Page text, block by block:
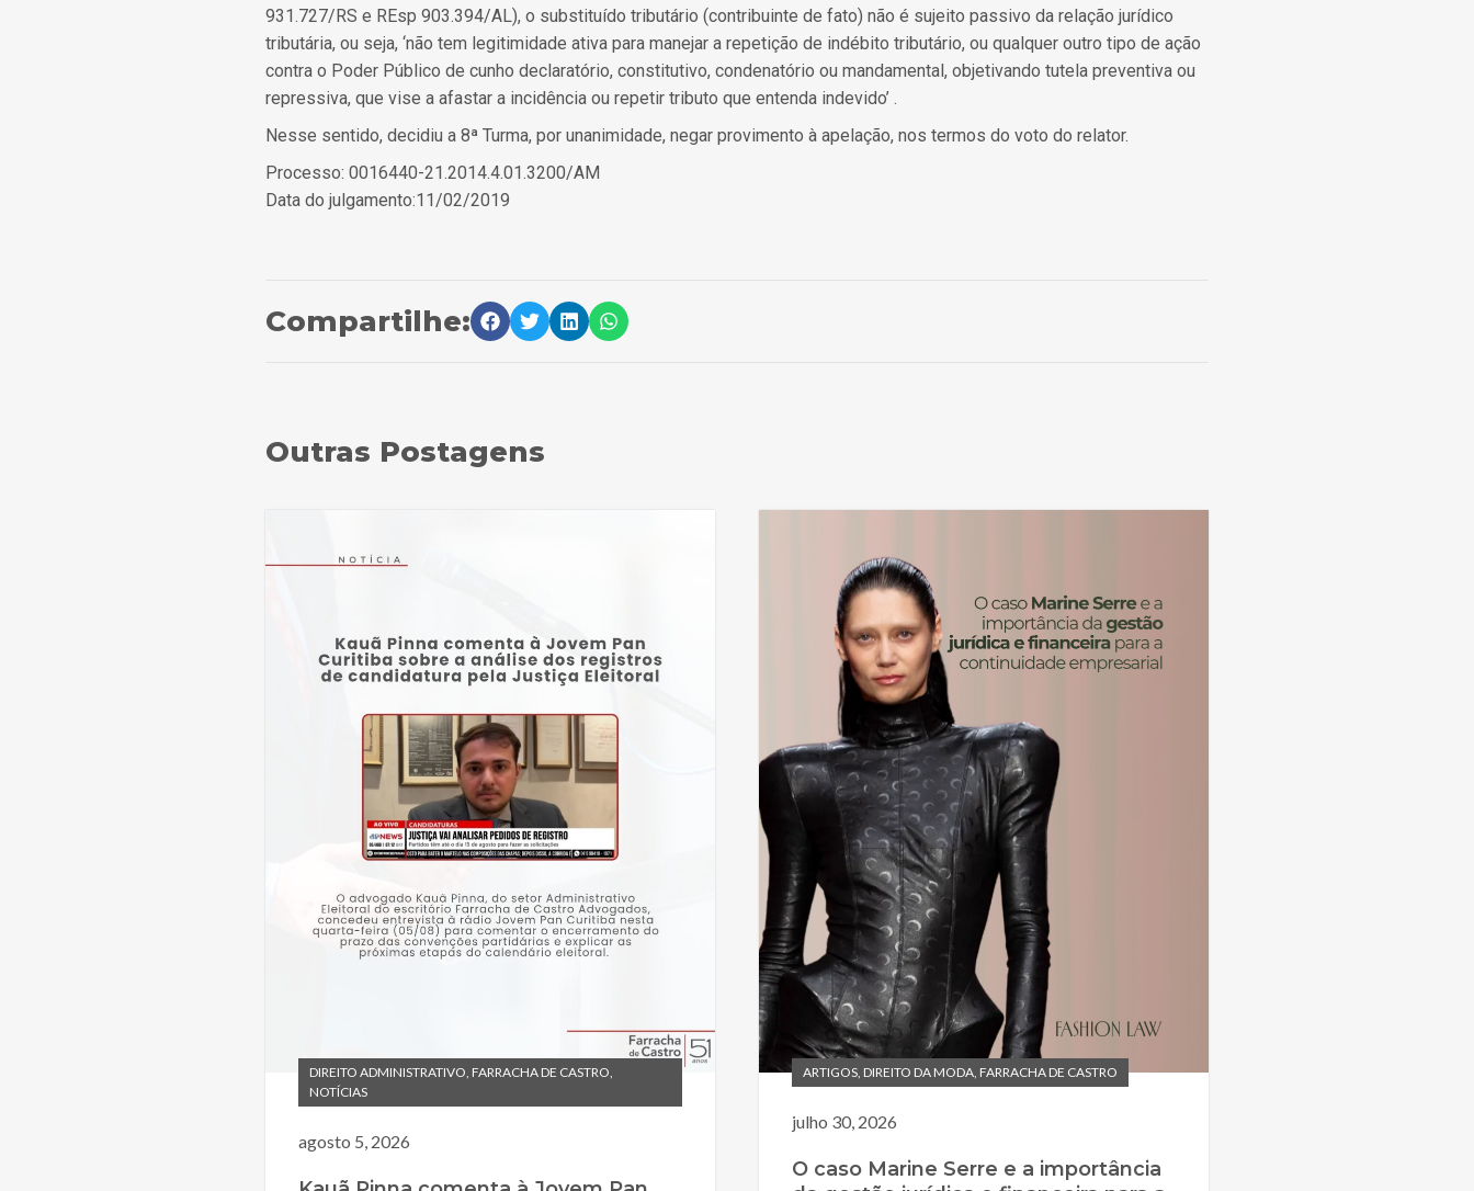
931.727/RS e REsp 903.394/AL), o substituído tributário (contribuinte de fato) não é sujeito passivo da relação jurídico
tributária, ou seja, ‘não tem legitimidade ativa para manejar a repetição de indébito tributário, ou qualquer outro tipo de ação
contra o Poder Público de cunho declaratório, constitutivo, condenatório ou mandamental, objetivando tutela preventiva ou
repressiva, que vise a afastar a incidência ou repetir tributo que entenda indevido’ .
Nesse sentido, decidiu a 8ª Turma, por unanimidade, negar provimento à apelação, nos termos do voto do relator.
Processo: 0016440-21.2014.4.01.3200/AM
Data do julgamento:11/02/2019
Compartilhe:
Outras Postagens
DIREITO ADMINISTRATIVO, FARRACHA DE CASTRO,
NOTÍCIAS
agosto 5, 2026
ARTIGOS, DIREITO DA MODA, FARRACHA DE CASTRO
julho 30, 2026
O caso Marine Serre e a importância